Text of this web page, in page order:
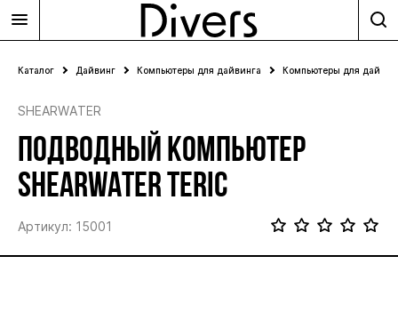
Каталог Дайвинг Компьютеры для дайвинга Компьютеры для
SHEARWATER
ПОДВОДНЫЙ КОМПЬЮТЕР
SHEARWATER TERIC
Артикул: 15001